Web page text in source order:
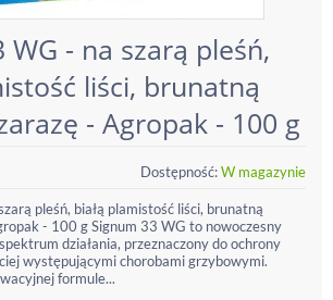
WG - na szarą pleśń,
liści, brunatną
- Agropak - 100 g
Dostępność:W magazynie
pleśń, białą plamistość liści, brunatną
- 100 g Signum 33 WG to nowoczesny
działania, przeznaczony do ochrony
występującymi chorobami grzybowymi.
formule...